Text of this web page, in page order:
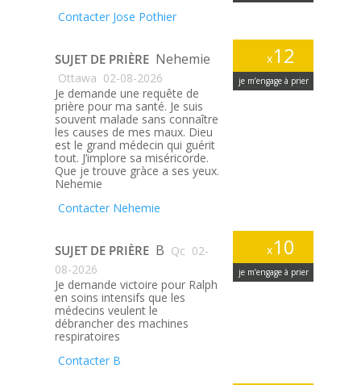
Contacter Jose Pothier
x12
je m’engage à prier
SUJET DE PRIÈRE Nehemie
Ottawa 02-08-2026
Je demande une requête de
prière pour ma santé. Je suis
souvent malade sans connaître
les causes de mes maux. Dieu
est le grand médecin qui guérit
tout. J’implore sa miséricorde.
Que je trouve gràce a ses yeux.
Nehemie
Contacter Nehemie
x10
je m’engage à prier
SUJET DE PRIÈRE B Qc 02-
08-2026
Je demande victoire pour Ralph
en soins intensifs que les
médecins veulent le
débrancher des machines
respiratoires
Contacter B